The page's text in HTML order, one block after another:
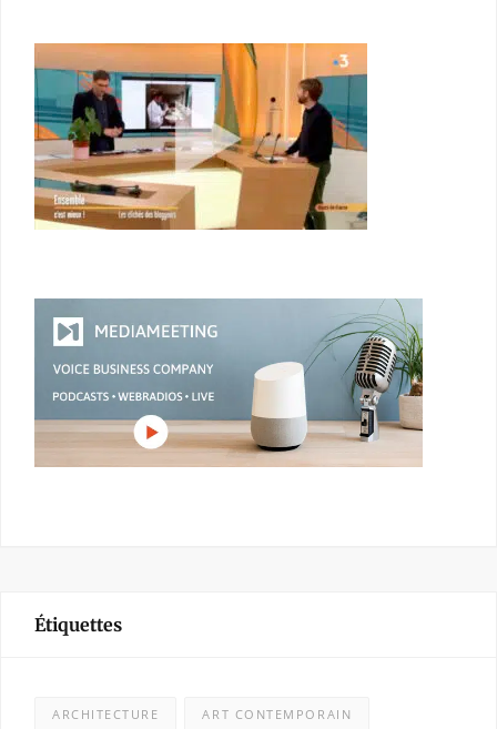
Étiquettes
ARCHITECTURE ART CONTEMPORAIN